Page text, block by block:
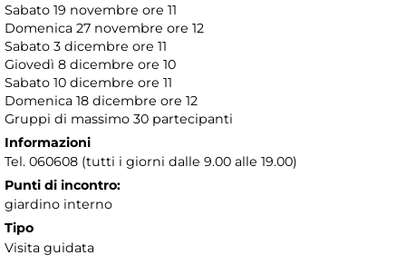
Sabato 19 novembre ore 11
Domenica 27 novembre ore 12
Sabato 3 dicembre ore 11
Giovedì 8 dicembre ore 10
Sabato 10 dicembre ore 11
Domenica 18 dicembre ore 12
Gruppi di massimo 30 partecipanti
Informazioni
Tel. 060608 (tutti i giorni dalle 9.00 alle 19.00)
Punti di incontro:
giardino interno
Tipo
Visita guidata